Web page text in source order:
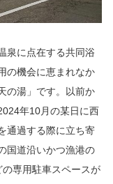
泉に点在する共同浴
の機会に恵まれなか
の湯」です。以前か
年10月の某日に西
通過する際に立ち寄
国道沿いかつ漁港の
専用駐車スペースが